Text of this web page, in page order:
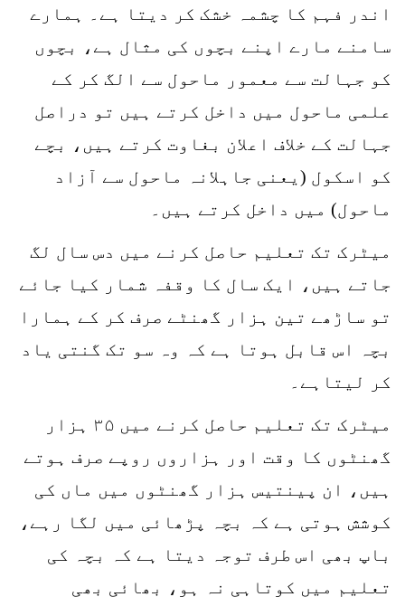
اندر فہم کا چشمہ خشک کر دیتا ہے۔ ہمارے
سامنے مارے اپنے بچوں کی مثال ہے، بچوں
کو جہالت سے معمور ماحول سے الگ کر کے
علمی ماحول میں داخل کرتے ہیں تو دراصل
جہالت کے خلاف اعلان بغاوت کرتے ہیں، بچے
کو اسکول (یعنی جاہلانہ ماحول سے آزاد
ماحول) میں داخل کرتے ہیں۔
میٹرک تک تعلیم حاصل کرنے میں دس سال لگ
جاتے ہیں، ایک سال کا وقفہ شمار کیا جائے
تو ساڑھے تین ہزار گھنٹے صرف کر کے ہمارا
بچہ اس قابل ہوتا ہے کہ وہ سو تک گنتی یاد
کر لیتاہے۔
میٹرک تک تعلیم حاصل کرنے میں ۳۵ ہزار
گھنٹوں کا وقت اور ہزاروں روپے صرف ہوتے
ہیں، ان پینتیس ہزار گھنٹوں میں ماں کی
کوشش ہوتی ہے کہ بچہ پڑھائی میں لگا رہے،
باپ بھی اس طرف توجہ دیتا ہے کہ بچہ کی
تعلیم میں کوتاہی نہ ہو، بھائی بھی